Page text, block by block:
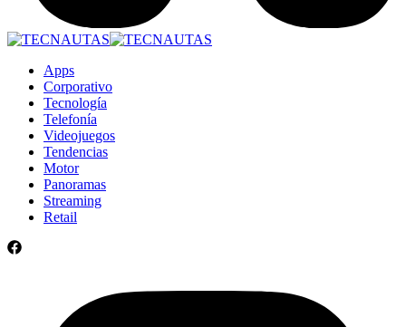
Apps
Corporativo
Tecnología
Telefonía
Videojuegos
Tendencias
Motor
Panoramas
Streaming
Retail